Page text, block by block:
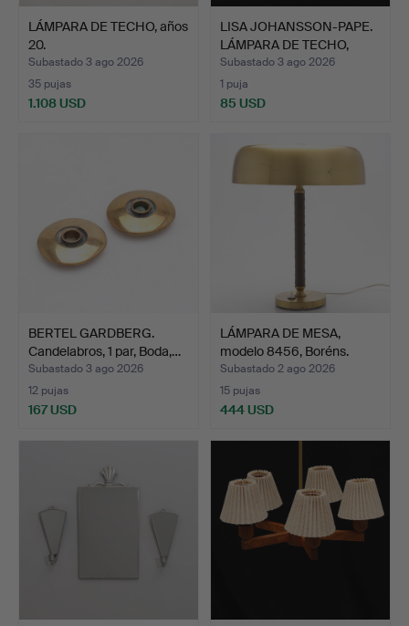
LÁMPARA DE TECHO, años
20.
Subastado 3 ago 2026
35 pujas
1.108 USD
LISA JOHANSSON-PAPE.
LÁMPARA DE TECHO,
"On…
Subastado 3 ago 2026
1 puja
85 USD
BERTEL GARDBERG.
Candelabros, 1 par, Boda,…
Subastado 3 ago 2026
12 pujas
167 USD
LÁMPARA DE MESA,
modelo 8456, Boréns.
Subastado 2 ago 2026
15 pujas
444 USD